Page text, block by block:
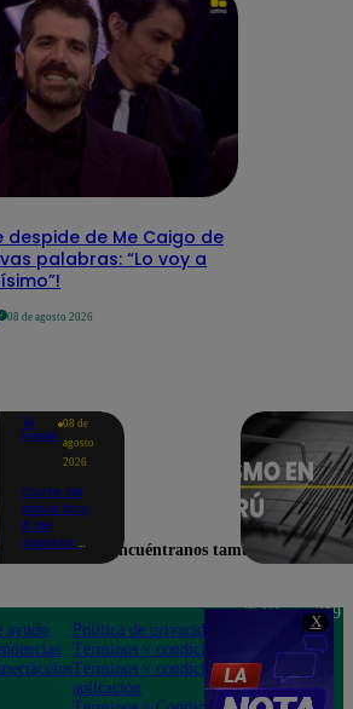
X
despide de Me Caigo de
palabras: “Lo voy a
08 de agosto 2026
Te
ayudo
08 de
agosto
2026
Corte de
agua hoy,
8 de
agosto:
sin el
servicio de
Sedapal
Encuéntranos también en
ayudo
Política de privacidad
Términos y condiciones
Términos y condiciones
aplicación
Teléfono: 219
Av. San
Felipe 968
Jesús María